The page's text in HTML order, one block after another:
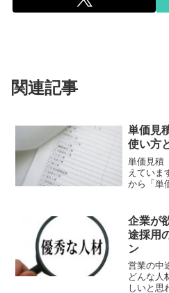
関連記事
単価見
使い方
単価見積
えていま
から「単
価見積の
ますので
企業が
途採用
ン
営業の中
どんな人
しいと思